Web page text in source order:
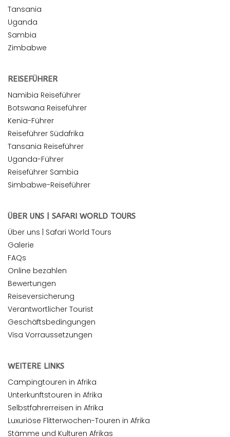
Tansania
Uganda
Sambia
Zimbabwe
REISEFÜHRER
Namibia Reiseführer
Botswana Reiseführer
Kenia-Führer
Reiseführer Südafrika
Tansania Reiseführer
Uganda-Führer
Reiseführer Sambia
Simbabwe-Reiseführer
ÜBER UNS | SAFARI WORLD TOURS
Über uns | Safari World Tours
Galerie
FAQs
Online bezahlen
Bewertungen
Reiseversicherung
Verantwortlicher Tourist
Geschäftsbedingungen
Visa Vorraussetzungen
WEITERE LINKS
Campingtouren in Afrika
Unterkunftstouren in Afrika
Selbstfahrerreisen in Afrika
Luxuriöse Flitterwochen-Touren in Afrika
Stämme und Kulturen Afrikas